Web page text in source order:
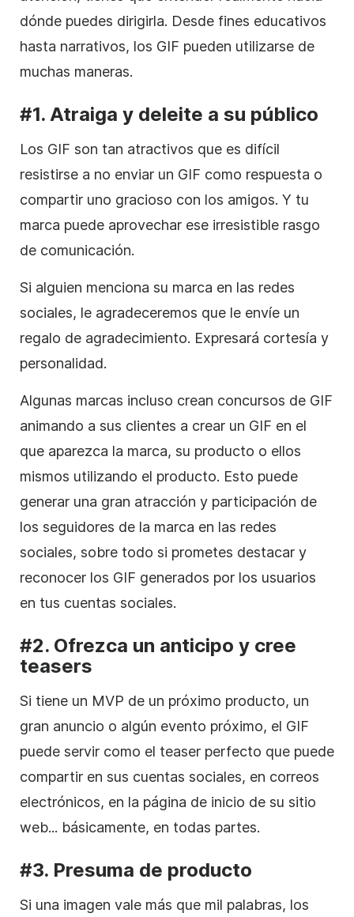
dónde puedes dirigirla. Desde fines educativos
hasta narrativos, los GIF pueden utilizarse de
muchas maneras.
#1. Atraiga y deleite a su público
Los GIF son tan atractivos que es difícil
resistirse a no enviar un GIF como respuesta o
compartir uno gracioso con los amigos. Y tu
marca puede aprovechar ese irresistible rasgo
de comunicación.
Si alguien menciona su marca en las redes
sociales, le agradeceremos que le envíe un
regalo de agradecimiento. Expresará cortesía y
personalidad.
Algunas marcas incluso crean concursos de GIF
animando a sus clientes a crear un GIF en el
que aparezca la marca, su producto o ellos
mismos utilizando el producto. Esto puede
generar una gran atracción y participación de
los seguidores de la marca en las redes
sociales, sobre todo si prometes destacar y
reconocer los GIF generados por los usuarios
en tus cuentas sociales.
#2. Ofrezca un anticipo y cree
teasers
Si tiene un MVP de un próximo producto, un
gran anuncio o algún evento próximo, el GIF
puede servir como el teaser perfecto que puede
compartir en sus cuentas sociales, en correos
electrónicos, en la página de inicio de su sitio
web... básicamente, en todas partes.
#3. Presuma de producto
Si una imagen vale más que mil palabras, los